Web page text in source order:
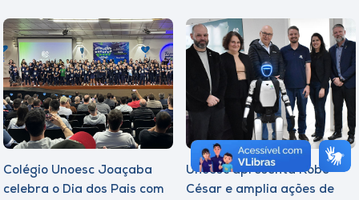
Colégio Unoesc Joaçaba
celebra o Dia dos Pais com
Unoesc apresenta Robô
César e amplia ações de